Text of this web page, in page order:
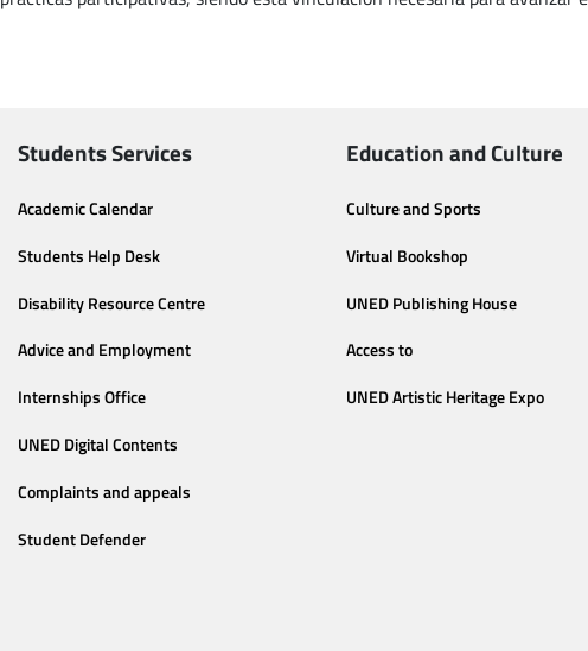
Students Services
Academic Calendar
Students Help Desk
Disability Resource Centre
Advice and Employment
Internships Office
UNED Digital Contents
Complaints and appeals
Student Defender
Education and Culture
Culture and Sports
Virtual Bookshop
UNED Publishing House
Access to
UNED Artistic Heritage Expo